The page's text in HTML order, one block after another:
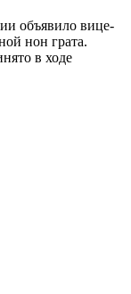
объявило вице-
нон грата.
в ходе